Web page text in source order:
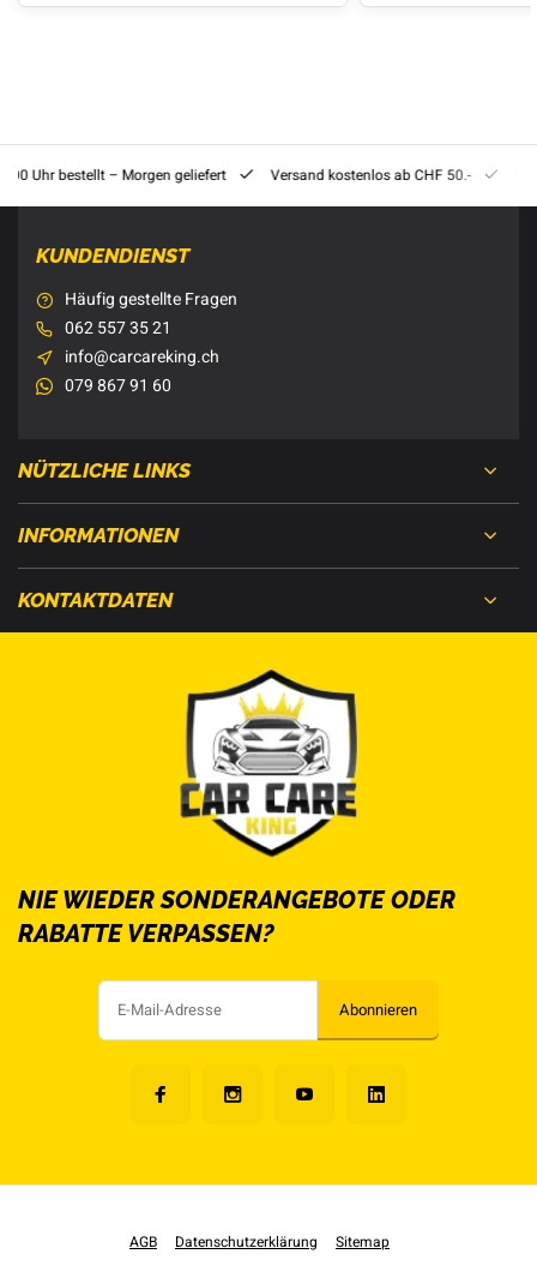
Uhr bestellt – Morgen geliefert Versand kostenlos ab CHF 50.-
KUNDENDIENST
Häufig gestellte Fragen
062 557 35 21
info@carcareking.ch
079 867 91 60
NÜTZLICHE LINKS
INFORMATIONEN
KONTAKTDATEN
NIE WIEDER SONDERANGEBOTE ODER
RABATTE VERPASSEN?
Abonnieren
AGB Datenschutzerklärung Sitemap